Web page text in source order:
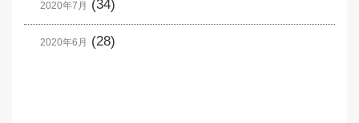
2020年7月 (34)
2020年6月 (28)